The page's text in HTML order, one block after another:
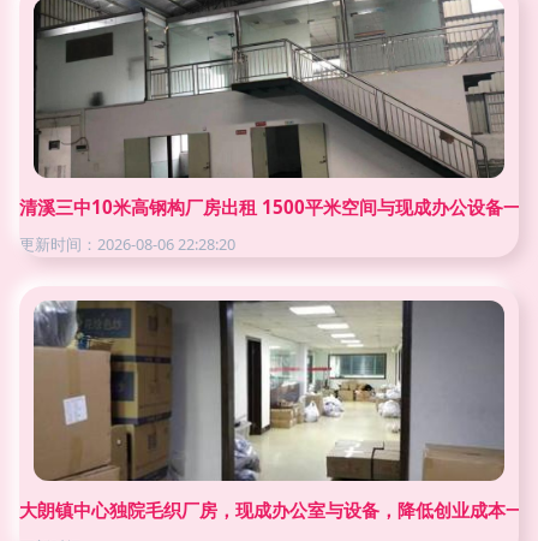
清溪三中10米高钢构厂房出租 1500平米空间与现成办公设备一
更新时间：2026-08-06 22:28:20
大朗镇中心独院毛织厂房，现成办公室与设备，降低创业成本一